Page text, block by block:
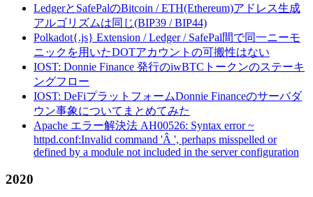
LedgerとSafePalのBitcoin / ETH(Ethereum)アドレス生成
アルゴリズムは同じ(BIP39 / BIP44)
Polkadot{.js} Extension / Ledger / SafePal間で同一ニーモ
ニックを用いたDOTアカウントの可搬性はない
IOST: Donnie Finance 発行のiwBTCトークンのステーキ
ングフロー
IOST: DeFiプラットフォームDonnie Financeのサーバダ
ウン事象についてまとめてみた
Apache エラー解決法 AH00526: Syntax error ~
httpd.conf:Invalid command 'Â ', perhaps misspelled or
defined by a module not included in the server configuration
2020